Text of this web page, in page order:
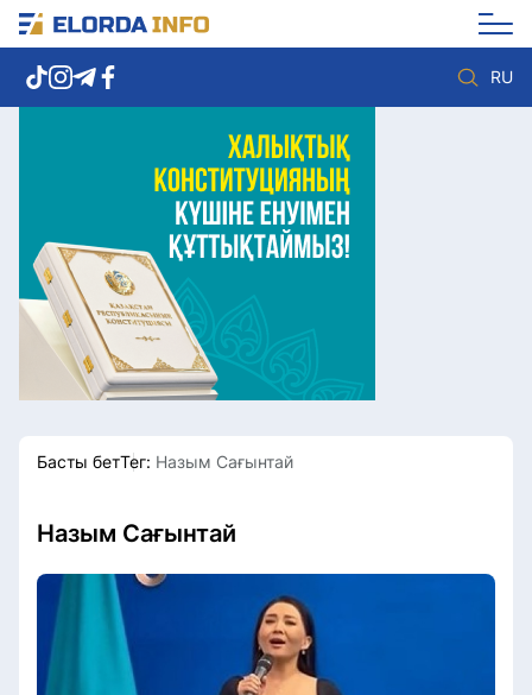
RU
Елорда жаңалықтары
Көзқарас
Саясат
Видео
Әлеумет
Экономика
Спорт
Мәдениет
Басты бетТег: Назым Сағынтай
Назым Сағынтай